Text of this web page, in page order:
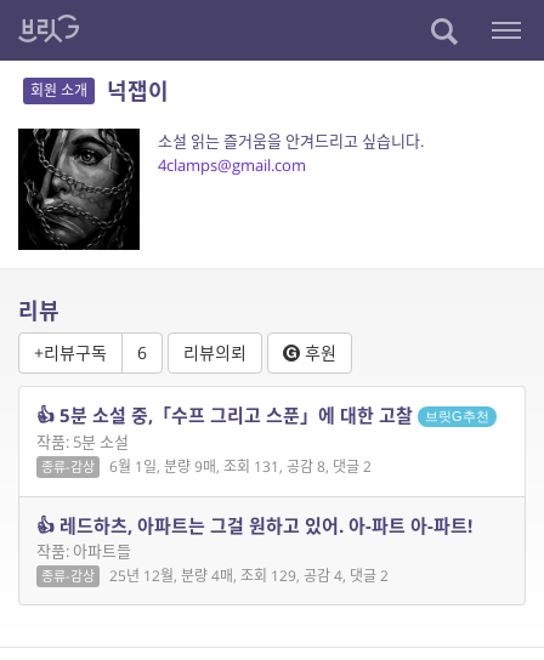
회원 소개 넉잽이
소설 읽는 즐거움을 안겨드리고 싶습니다.
4clamps@gmail.com
리뷰
+리뷰구독 6 리뷰의뢰 후원
👍 5분 소설 중,「수프 그리고 스푼」에 대한 고찰 브릿G추천
작품: 5분 소설
종류-감상 6월 1일, 분량 9매, 조회 131, 공감 8, 댓글 2
👍 레드하츠, 아파트는 그걸 원하고 있어. 아-파트 아-파트!
작품: 아파트들
종류-감상 25년 12월, 분량 4매, 조회 129, 공감 4, 댓글 2